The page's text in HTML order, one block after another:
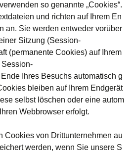
so genannte „Cookies“.
und richten auf Ihrem En
an. Sie werden entweder vorüber
Sitzung (Session-
(permanente Cookies) auf Ihrem
Session-
Ihres Besuchs automatisch g
bleiben auf Ihrem Endgerät
selbst löschen oder eine autom
Webbrowser erfolgt.
Cookies von Drittunternehmen au
werden, wenn Sie unsere S